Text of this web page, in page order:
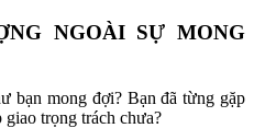
NGOÀI SỰ MONG
bạn mong đợi? Bạn đã từng gặp
trọng trách chưa?